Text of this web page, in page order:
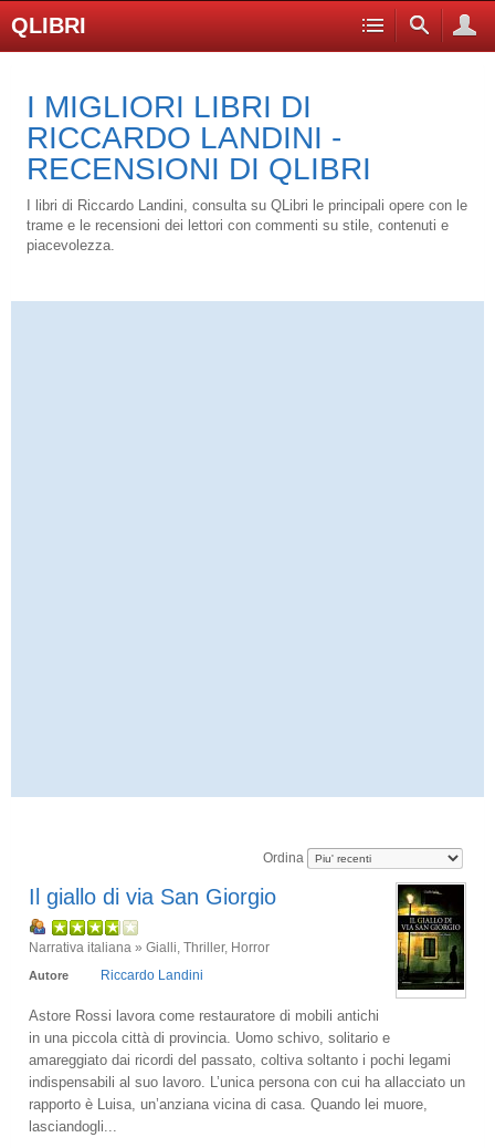
QLIBRI
I MIGLIORI LIBRI DI
RICCARDO LANDINI -
RECENSIONI DI QLIBRI
I libri di Riccardo Landini, consulta su QLibri le principali opere con le
trame e le recensioni dei lettori con commenti su stile, contenuti e
piacevolezza.
Ordina
Il giallo di via San Giorgio
Narrativa italiana » Gialli, Thriller, Horror
Autore Riccardo Landini
Astore Rossi lavora come restauratore di mobili antichi
in una piccola città di provincia. Uomo schivo, solitario e
amareggiato dai ricordi del passato, coltiva soltanto i pochi legami
indispensabili al suo lavoro. L’unica persona con cui ha allacciato un
rapporto è Luisa, un’anziana vicina di casa. Quando lei muore,
lasciandogli...